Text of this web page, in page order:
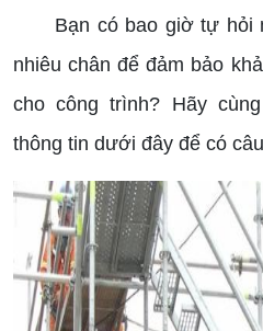
Bạn có bao giờ tự hỏi
nhiêu chân để đảm bảo
cho công trình? Hãy
thông tin dưới đây để có